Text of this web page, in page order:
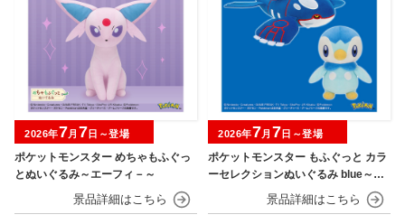
ポケットモンスター めちゃもふぐっ
とぬいぐるみ～エーフィ－～
2026年7月 7 日～登場
ポケットモンスター もふぐっと カラ
ーセレクションぬいぐるみ blue～カ
イオーガ・ポッチャマ～
2026年7月 7 日～登場